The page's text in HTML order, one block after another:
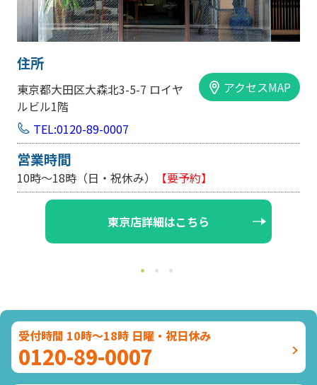
住所
東京都大田区大森北3-5-7 ロイヤ
ルビル1階
アクセスMAP
TEL:0120-89-0007
営業時間
10時～18時（日・祝休み） 【要予約】
東京店詳細はこちら
受付時間 10時～18時 日曜・祝日休み
0120-89-0007